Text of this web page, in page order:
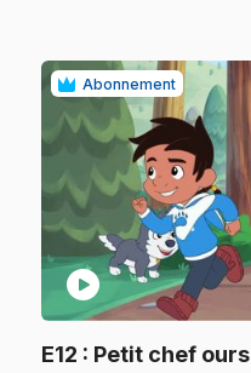
Abonnement
play_circle
E12 : Petit chef ours.